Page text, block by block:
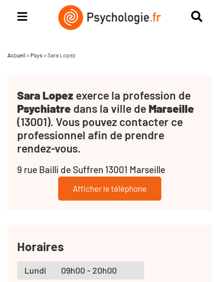
Accueil > Psys >Sara Lopez
Sara Lopez exerce la profession de
Psychiatre dans la ville de Marseille
(13001). Vous pouvez contacter ce
professionnel afin de prendre
rendez-vous.
9 rue Bailli de Suffren 13001 Marseille
Afficher le téléphone
Horaires
Lundi
09h00 - 20h00